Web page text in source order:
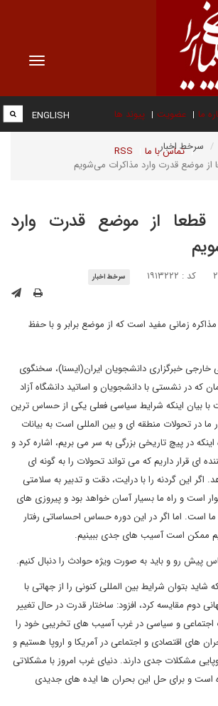
Toggle
ما عضویت پیوند ها
تماس با ما RSS
ENGLISH
سرخط اخبار
موضع قدرت وارد مذاکرات می‌شویم
قطعا از موضع قدرت وارد
کد : ۱۹۱۳۲۲۲ سرخط اخبار
زمانی مفید است که از موضع برابر و با حفظ
خارجی خبرگزاری دانشجویان ایران(ایسنا)، سخنگوی
که در نشستی با دانشجویان و اساتید دانشگاه آزاد
بیان اینکه شرایط سیاسی فعلی یکی از حساس ترین
در تحولات منطقه ای و بین المللی است به بیانات
در پیچ تاریخی بزرگی به سر می بریم، اشاره کرد و
ای قرار داریم که می تواند تحولات را به گونه ای
اگر این گردنه را با درایت، دقت و تدبیر به سلامتی
است و راه ما بسیار آسان خواهد بود و پیروزی های
است. اما اگر در این دوره حساس احساساتی رفتار
ممکن است آسیب های جدی ببینیم.
پیش رو و باید به صورت ویژه حوادث را دنبال کنیم.
شاید بتوان شرایط بین المللی کنونی را از جهاتی با
دوم مقایسه کرد، افزود: ساختار قدرت در حال تغییر
و سیاسی در غرب آسیب های تخریبی خود را
های اقتصادی و اجتماعی در آمریکا و اروپا هستیم و
مشکلات جدی دارند. دنیای غرب امروز با مشکلاتی
است و برای حل این بحران ها ایده های جدیدی